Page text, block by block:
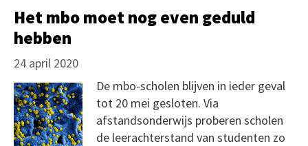
Het mbo moet nog even geduld
hebben
24 april 2020
De mbo-scholen blijven in ieder geval
tot 20 mei gesloten. Via
afstandsonderwijs proberen scholen
de leerachterstand van studenten zo